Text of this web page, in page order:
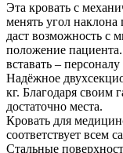
Эта кровать с
менять угол наклона
даст возможность с
положение
вставать –
Надёжное
кг. Благодаря своим
достаточно места.
Кровать для
соответствует всем
Стальные